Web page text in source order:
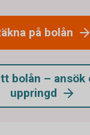
på bolån
bolån – ansök
uppringd